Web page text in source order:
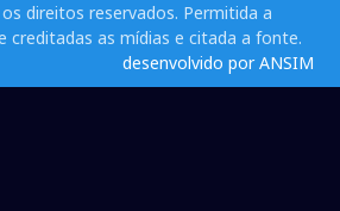
direitos reservados. Permitida a
creditadas as mídias e citada a fonte.
desenvolvido por ANSIM